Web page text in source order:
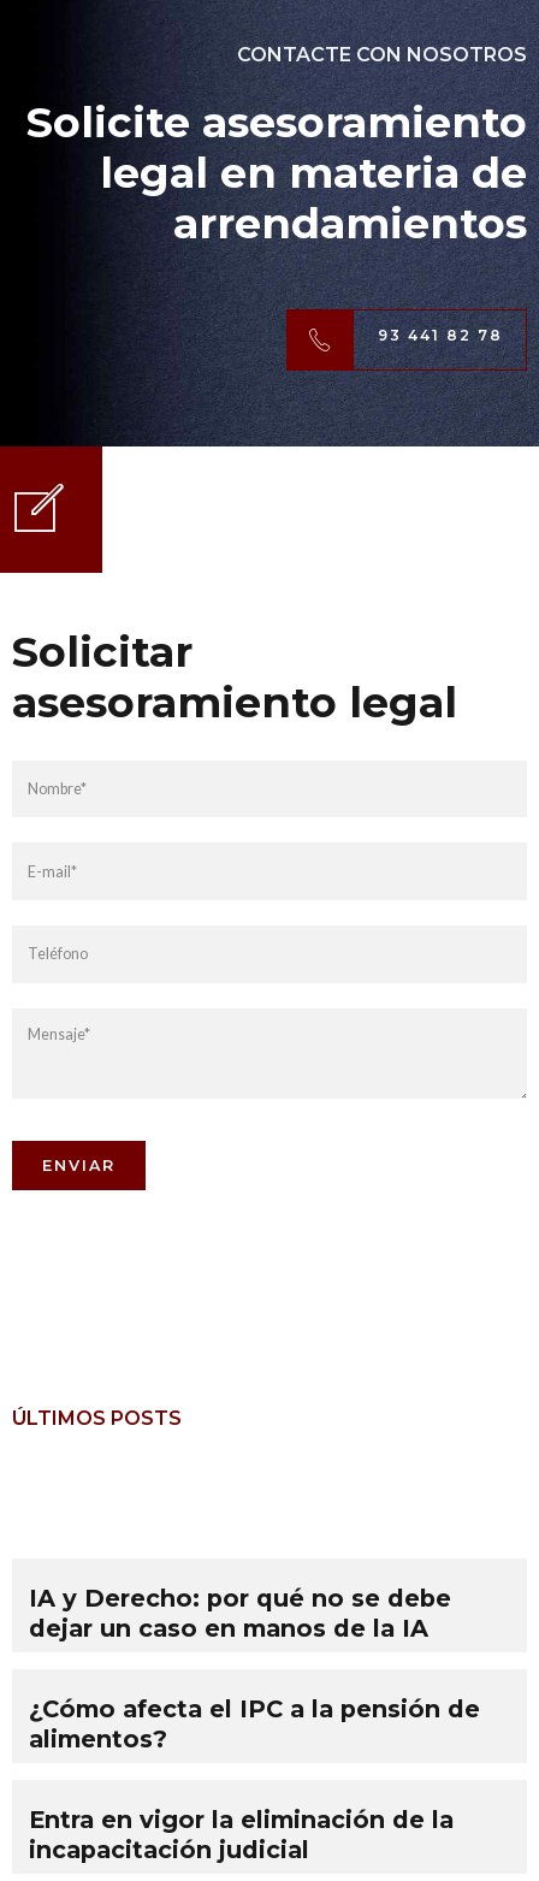
CONTACTE CON NOSOTROS
Solicite asesoramiento
legal en materia de
arrendamientos
93 441 82 78
Solicitar
asesoramiento legal
ÚLTIMOS POSTS
IA y Derecho: por qué no se debe
dejar un caso en manos de la IA
¿Cómo afecta el IPC a la pensión de
alimentos?
Entra en vigor la eliminación de la
incapacitación judicial